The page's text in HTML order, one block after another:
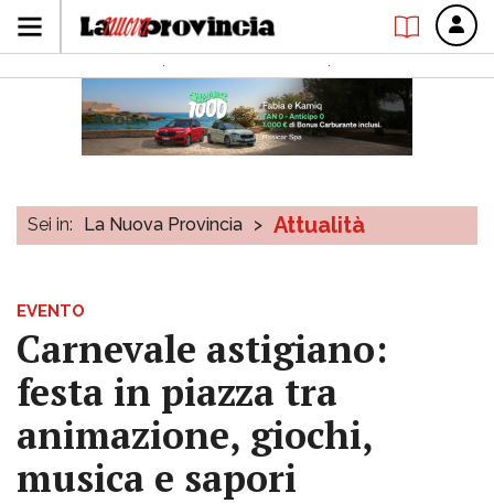
Sei in: La Nuova Provincia > Attualità
EVENTO
Carnevale astigiano:
festa in piazza tra
animazione, giochi,
musica e sapori